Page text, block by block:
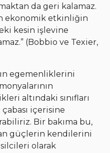
da geri kalamaz.
ekonomik etkinliğin
kesin işlevine
(Bobbio ve Texier,
egemenliklerini
altındaki sınıfları
içerisine
Bir bakıma bu,
güçlerin kendilerini
olarak